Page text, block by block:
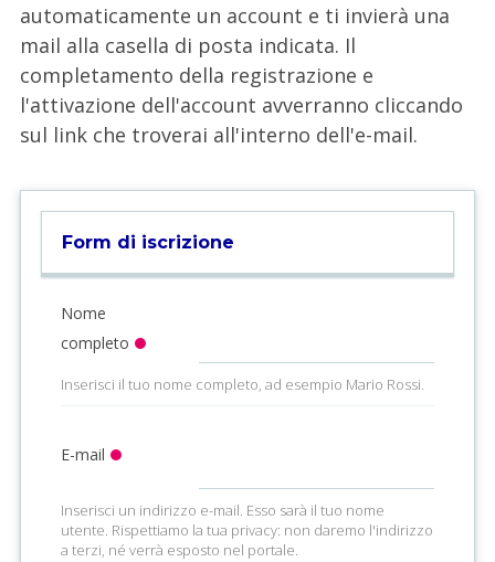
automaticamente un account e ti invierà una
mail alla casella di posta indicata. Il
completamento della registrazione e
l'attivazione dell'account avverranno cliccando
sul link che troverai all'interno dell'e-mail.
Form di iscrizione
Nome
completo
Inserisci il tuo nome completo, ad esempio Mario Rossi.
E-mail
Inserisci un indirizzo e-mail. Esso sarà il tuo nome
utente. Rispettiamo la tua privacy: non daremo l'indirizzo
a terzi, né verrà esposto nel portale.